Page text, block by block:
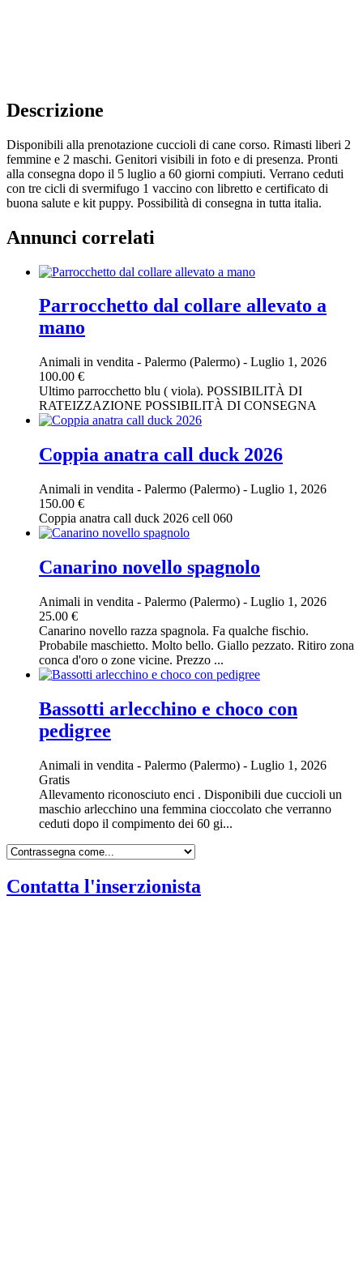
Descrizione
Disponibili alla prenotazione cuccioli di cane corso. Rimasti liberi 2
femmine e 2 maschi. Genitori visibili in foto e di presenza. Pronti
alla consegna dopo il 5 luglio a 60 giorni compiuti. Verrano ceduti
con tre cicli di svermifugo 1 vaccino con libretto e certificato di
buona salute e kit puppy. Possibilità di consegna in tutta italia.
Annunci correlati
Parrocchetto dal collare allevato a
mano
Animali in vendita - Palermo (Palermo) - Luglio 1, 2026
100.00 €
Ultimo parrocchetto blu ( viola). POSSIBILITÀ DI
RATEIZZAZIONE POSSIBILITÀ DI CONSEGNA
Coppia anatra call duck 2026
Animali in vendita - Palermo (Palermo) - Luglio 1, 2026
150.00 €
Coppia anatra call duck 2026 cell 060
Canarino novello spagnolo
Animali in vendita - Palermo (Palermo) - Luglio 1, 2026
25.00 €
Canarino novello razza spagnola. Fa qualche fischio.
Probabile maschietto. Molto bello. Giallo pezzato. Ritiro zona
conca d'oro o zone vicine. Prezzo ...
Bassotti arlecchino e choco con
pedigree
Animali in vendita - Palermo (Palermo) - Luglio 1, 2026
Gratis
Allevamento riconosciuto enci . Disponibili due cuccioli un
maschio arlecchino una femmina cioccolato che verranno
ceduti dopo il compimento dei 60 gi...
Contatta l'inserzionista